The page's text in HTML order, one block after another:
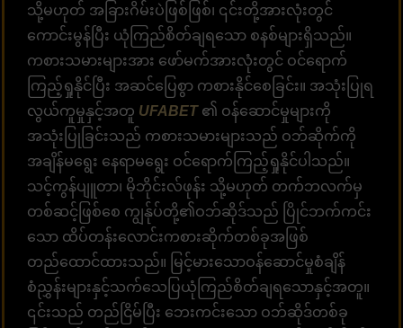
သို့မဟုတ် အခြားဂိမ်းပဲဖြစ်ဖြစ်၊ ၎င်းတို့အားလုံးတွင်
ကောင်းမွန်ပြီး ယုံကြည်စိတ်ချရသော စနစ်များရှိသည်။
ကစားသမားများအား ဖော်မက်အားလုံးတွင် ဝင်ရောက်
ကြည့်ရှုနိုင်ပြီး အဆင်ပြေစွာ ကစားနိုင်စေခြင်း။ အသုံးပြုရ
လွယ်ကူမှုနှင့်အတူ UFABET၏ ဝန်ဆောင်မှုများကို
အသုံးပြုခြင်းသည် ကစားသမားများသည် ဝဘ်ဆိုက်ကို
အချိန်မရွေး နေရာမရွေး ဝင်ရောက်ကြည့်ရှုနိုင်ပါသည်။
သင့်ကွန်ပျူတာ၊ မိုဘိုင်းလ်ဖုန်း သို့မဟုတ် တက်ဘလက်မှ
တစ်ဆင့်ဖြစ်စေ ကျွန်ုပ်တို့၏ဝဘ်ဆိုဒ်သည် ပြိုင်ဘက်ကင်း
သော ထိပ်တန်းလောင်းကစားဆိုက်တစ်ခုအဖြစ်
တည်ထောင်ထားသည်။ မြင့်မားသောဝန်ဆောင်မှုစံချိန်
စံညွှန်းများနှင့်သက်သေပြယုံကြည်စိတ်ချရသောနှင့်အတူ။
၎င်းသည် တည်ငြိမ်ပြီး ဘေးကင်းသော ဝဘ်ဆိုဒ်တစ်ခု